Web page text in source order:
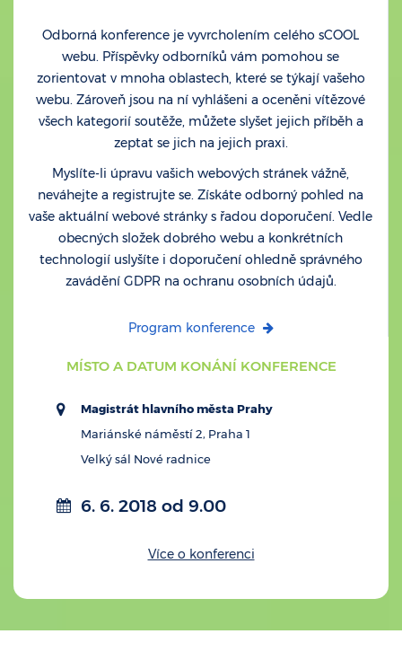
Odborná konference je vyvrcholením celého sCOOL
webu. Příspěvky odborníků vám pomohou se
zorientovat v mnoha oblastech, které se týkají vašeho
webu. Zároveň jsou na ní vyhlášeni a oceněni vítězové
všech kategorií soutěže, můžete slyšet jejich příběh a
zeptat se jich na jejich praxi.
Myslíte-li úpravu vašich webových stránek vážně,
neváhejte a registrujte se. Získáte odborný pohled na
vaše aktuální webové stránky s řadou doporučení. Vedle
obecných složek dobrého webu a konkrétních
technologií uslyšíte i doporučení ohledně správného
zavádění GDPR na ochranu osobních údajů.
Program konference
MÍSTO A DATUM KONÁNÍ KONFERENCE
Magistrát hlavního města Prahy
Mariánské náměstí 2, Praha 1
Velký sál Nové radnice
6. 6. 2018 od 9.00
Více o konferenci